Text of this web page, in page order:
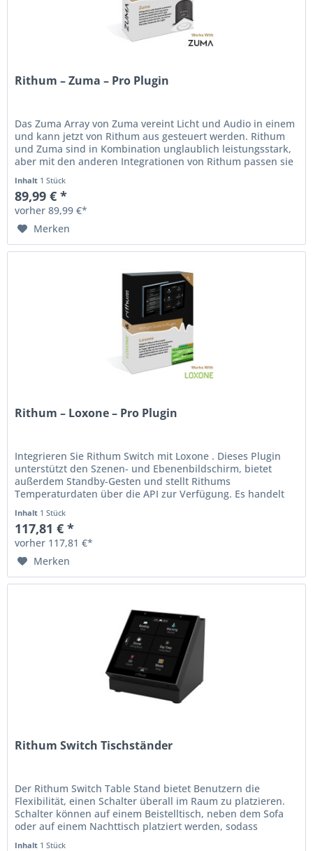
Rithum – Zuma – Pro Plugin
Das Zuma Array von Zuma vereint Licht und Audio in einem
und kann jetzt von Rithum aus gesteuert werden. Rithum
und Zuma sind in Kombination unglaublich leistungsstark,
aber mit den anderen Integrationen von Rithum passen sie
Inhalt 1 Stück
89,99 € *
vorher 89,99 €*
Merken
Rithum – Loxone – Pro Plugin
Integrieren Sie Rithum Switch mit Loxone . Dieses Plugin
unterstützt den Szenen- und Ebenenbildschirm, bietet
außerdem Standby-Gesten und stellt Rithums
Temperaturdaten über die API zur Verfügung. Es handelt
Inhalt 1 Stück
117,81 € *
vorher 117,81 €*
Merken
Rithum Switch Tischständer
Der Rithum Switch Table Stand bietet Benutzern die
Flexibilität, einen Schalter überall im Raum zu platzieren.
Schalter können auf einem Beistelltisch, neben dem Sofa
oder auf einem Nachttisch platziert werden, sodass
Inhalt 1 Stück